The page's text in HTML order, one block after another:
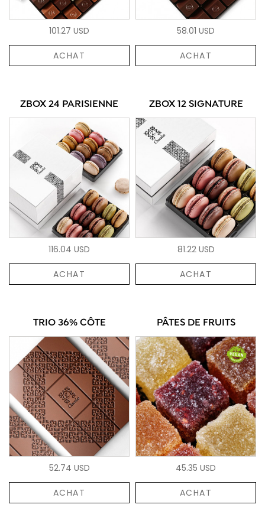
101.27 USD
ACHAT
58.01 USD
ACHAT
ZBOX 24 PARISIENNE
116.04 USD
ACHAT
ZBOX 12 SIGNATURE
81.22 USD
ACHAT
TRIO 36% CÔTE
52.74 USD
ACHAT
PÂTES DE FRUITS
45.35 USD
ACHAT